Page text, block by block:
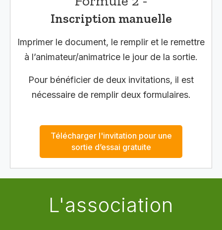
Inscription manuelle
Imprimer le document, le remplir et le remettre
à l’animateur/animatrice le jour de la sortie.
Pour bénéficier de deux invitations, il est
nécessaire de remplir deux formulaires.
Télécharger l'invitation pour une
sortie d’essai gratuite
L'association